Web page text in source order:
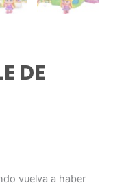
DE
vuelva a haber